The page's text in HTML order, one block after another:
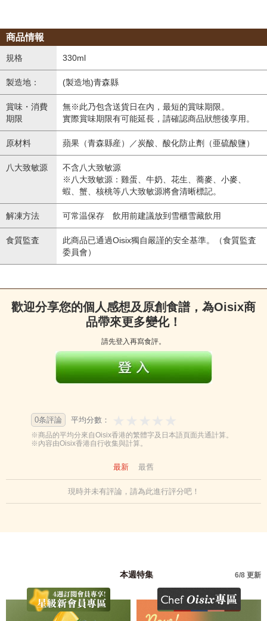
商品情報
規格 330ml
製造地： (製造地)青森縣
賞味・消費
期限
無※此乃包含送貨日在內，最短的賞味期限。
實際賞味期限有可能延長，請確認商品狀態後享用。
原材料 蘋果（青森縣産）／炭酸、酸化防止劑（亜硫酸鹽）
八大致敏源
不含八大致敏源
※八大致敏源：雞蛋、牛奶、花生、蕎麥、小麥、
蝦、蟹、核桃等八大致敏源將會清晰標記。
解凍方法 可常温保存 飲用前建議放到雪櫃雪藏飲用
食質監査
此商品已通過Oisix獨自嚴謹的安全基準。（食質監査
委員會）
歡迎分享您的個人感想及原創食譜，為Oisix商
品帶來更多變化！
請先登入再寫食評。
最新 最舊
0条評論 平均分數：
※商品的平均分來自Oisix香港的繁體字及日本語頁面共通計算。
※內容由Oisix香港自行收集與計算。
現時并未有評論，請為此進行評分吧！
本週特集 6/8 更新